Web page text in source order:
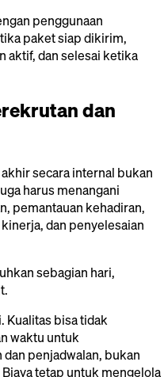
penggunaan
paket siap dikirim,
aktif, dan selesai ketika
dan
secara internal bukan
harus menangani
pemantauan kehadiran,
dan penyelesaian
sebagian hari,
Kualitas bisa tidak
waktu untuk
penjadwalan, bukan
tetap untuk mengelola